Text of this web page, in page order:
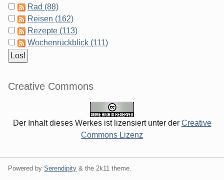
Rad (88)
Reisen (162)
Rezepte (113)
Wochenrückblick (111)
Creative Commons
Der Inhalt dieses Werkes ist lizensiert unter der Creative
Commons Lizenz
Powered by Serendipity & the 2k11 theme.